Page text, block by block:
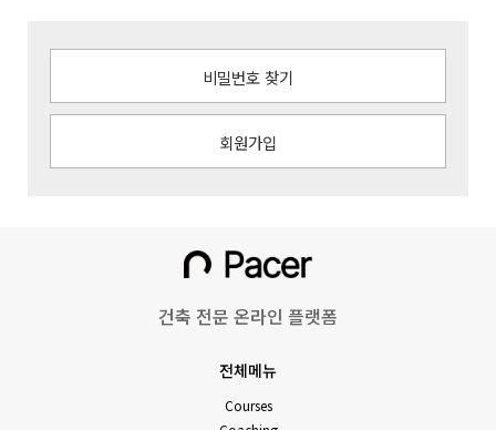
비밀번호 찾기
회원가입
건축 전문 온라인 플랫폼
전체메뉴
Courses